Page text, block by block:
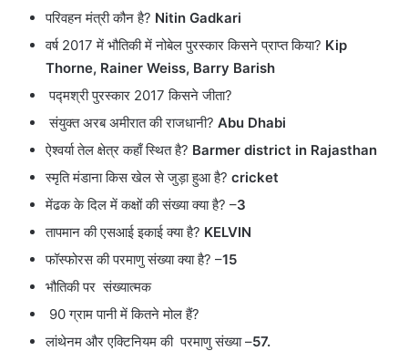
परिवहन मंत्री कौन है? Nitin Gadkari
वर्ष 2017 में भौतिकी में नोबेल पुरस्कार किसने प्राप्त किया? Kip
Thorne, Rainer Weiss, Barry Barish
पद्मश्री पुरस्कार 2017 किसने जीता?
संयुक्त अरब अमीरात की राजधानी? Abu Dhabi
ऐश्वर्या तेल क्षेत्र कहाँ स्थित है? Barmer district in Rajasthan
स्मृति मंडाना किस खेल से जुड़ा हुआ है? cricket
मेंढक के दिल में कक्षों की संख्या क्या है? –3
तापमान की एसआई इकाई क्या है? KELVIN
फॉस्फोरस की परमाणु संख्या क्या है? –15
भौतिकी पर संख्यात्मक
90 ग्राम पानी में कितने मोल हैं?
लांथेनम और एक्टिनियम की परमाणु संख्या –57.